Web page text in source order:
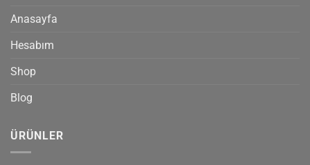
Anasayfa
Hesabım
Shop
Blog
ÜRÜNLER